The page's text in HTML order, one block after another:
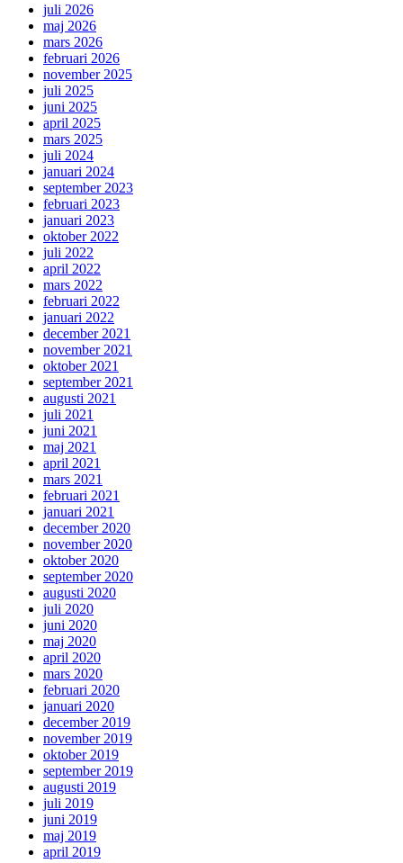
juli 2026
maj 2026
mars 2026
februari 2026
november 2025
juli 2025
juni 2025
april 2025
mars 2025
juli 2024
januari 2024
september 2023
februari 2023
januari 2023
oktober 2022
juli 2022
april 2022
mars 2022
februari 2022
januari 2022
december 2021
november 2021
oktober 2021
september 2021
augusti 2021
juli 2021
juni 2021
maj 2021
april 2021
mars 2021
februari 2021
januari 2021
december 2020
november 2020
oktober 2020
september 2020
augusti 2020
juli 2020
juni 2020
maj 2020
april 2020
mars 2020
februari 2020
januari 2020
december 2019
november 2019
oktober 2019
september 2019
augusti 2019
juli 2019
juni 2019
maj 2019
april 2019